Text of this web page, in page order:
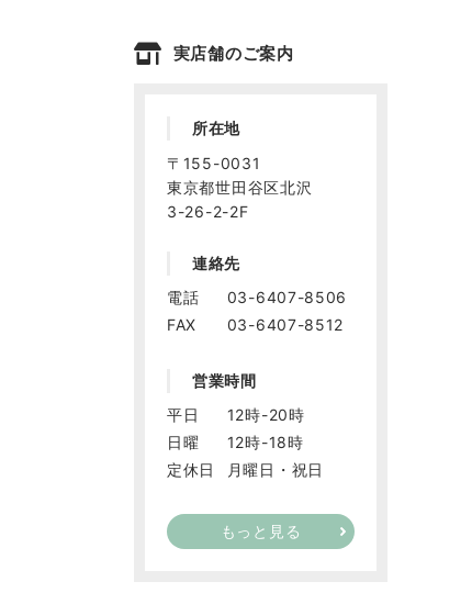
実店舗のご案内
所在地
〒155-0031
東京都世田谷区北沢
3-26-2-2F
連絡先
電話
03-6407-8506
FAX
03-6407-8512
営業時間
平日
12時-20時
日曜
12時-18時
定休日
月曜日・祝日
もっと見る